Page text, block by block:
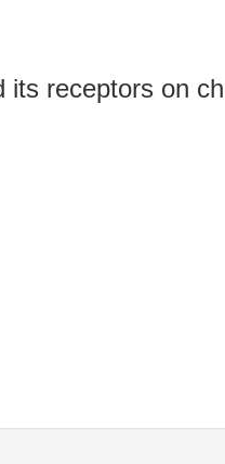
receptors on